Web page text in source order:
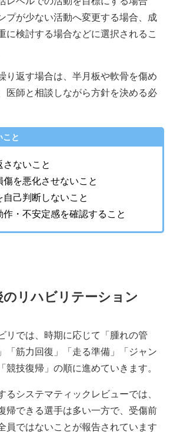
プが少ない活動へ変更する場合、成
に検討する場合などに選択されるこ
り返す場合は、半月板や軟骨を傷め
医師と相談しながら方針を決める必
こと
さないこと
を悪化させないこと
己判断しないこと
・不安定感を確認すること
のリハビリテーション
リでは、時期に応じて「腫れの管
「筋力回復」「走る準備」「ジャン
競技復帰」の順に進めていきます。
るシステマティックレビューでは、
帰できる選手は多い一方で、受傷前
員ではないことが報告されています